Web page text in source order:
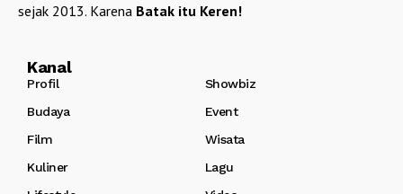
sejak 2013. Karena Batak itu Keren!
Kanal
Profil
Showbiz
Budaya
Event
Film
Wisata
Kuliner
Lagu